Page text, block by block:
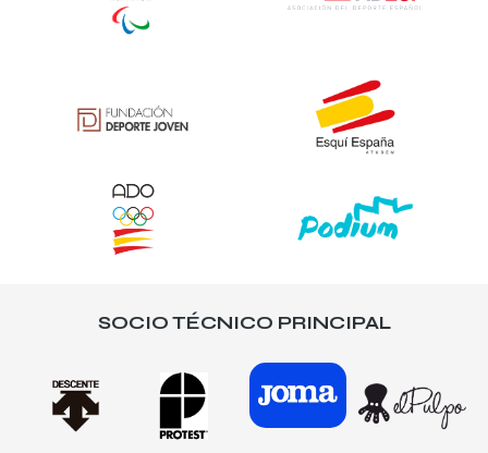
SOCIO TÉCNICO PRINCIPAL